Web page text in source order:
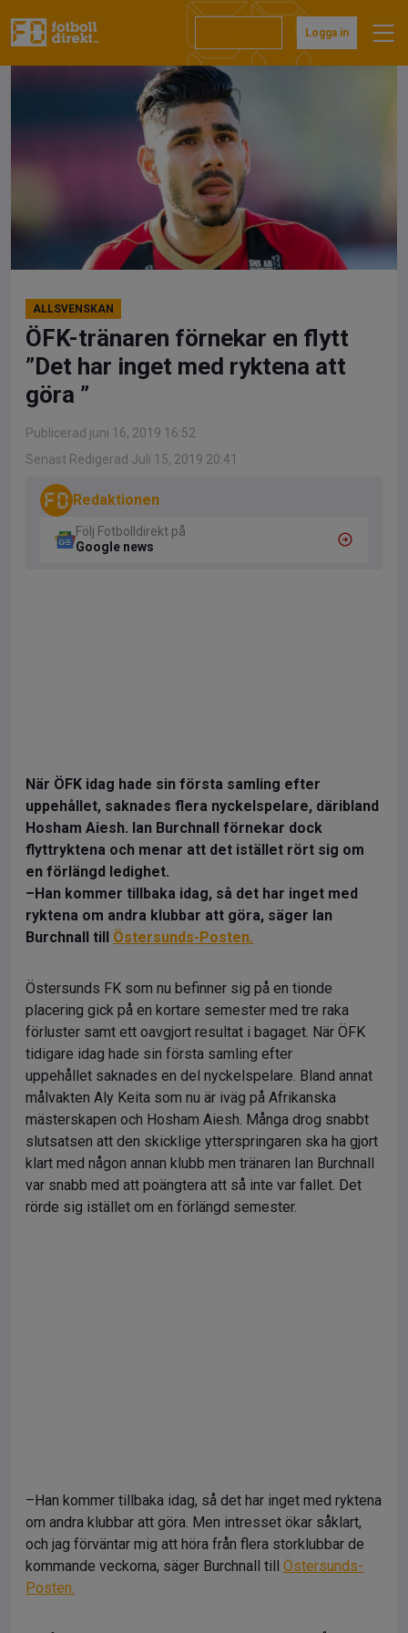
till
Logga in
ALLSVENSKAN
ÖFK-tränaren förnekar en flytt
”Det har inget med ryktena att
göra ”
Publicerad juni 16, 2019 16:52
Senast Redigerad Juli 15, 2019 20:41
Redaktionen
Följ Fotbolldirekt på
Google news
När ÖFK idag hade sin första samling efter
uppehållet, saknades flera nyckelspelare, däribland
Hosham Aiesh. Ian Burchnall förnekar dock
flyttryktena och menar att det istället rört sig om
en förlängd ledighet.
–Han kommer tillbaka idag, så det har inget med
ryktena om andra klubbar att göra, säger Ian
Burchnall till Östersunds-Posten.
Östersunds FK som nu befinner sig på en tionde
placering gick på en kortare semester med tre raka
förluster samt ett oavgjort resultat i bagaget. När ÖFK
tidigare idag hade sin första samling efter
uppehållet saknades en del nyckelspelare. Bland annat
målvakten Aly Keita som nu är iväg på Afrikanska
mästerskapen och Hosham Aiesh. Många drog snabbt
slutsatsen att den skicklige ytterspringaren ska ha gjort
klart med någon annan klubb men tränaren Ian Burchnall
var snabb med att poängtera att så inte var fallet. Det
rörde sig istället om en förlängd semester.
–Han kommer tillbaka idag, så det har inget med ryktena
om andra klubbar att göra. Men intresset ökar såklart,
och jag förväntar mig att höra från flera storklubbar de
kommande veckorna, säger Burchnall till Östersunds-
Posten.